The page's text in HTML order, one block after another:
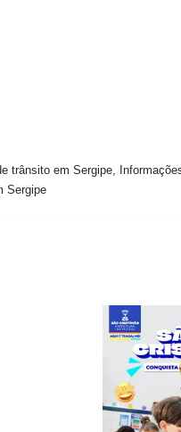
trânsito em Sergipe,
Sergipe